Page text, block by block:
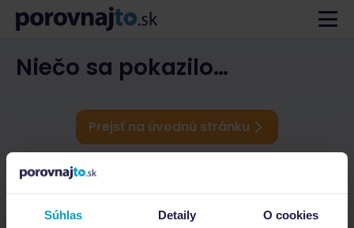
Súhlas Detaily O cookies
Niečo sa pokazilo…
Prejsť na úvodnú stránku